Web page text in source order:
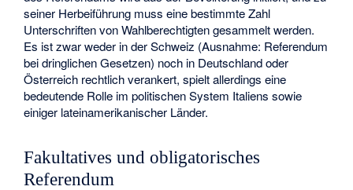
seiner Herbeiführung muss eine bestimmte Zahl
Unterschriften von Wahlberechtigten gesammelt werden.
Es ist zwar weder in der Schweiz (Ausnahme: Referendum
bei dringlichen Gesetzen) noch in Deutschland oder
Österreich rechtlich verankert, spielt allerdings eine
bedeutende Rolle im politischen System Italiens sowie
einiger lateinamerikanischer Länder.
Fakultatives und obligatorisches
Referendum